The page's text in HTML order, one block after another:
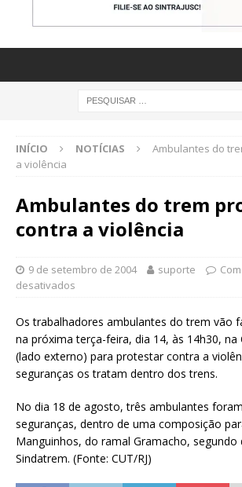
INÍCIO NOTÍCIAS
Ambulantes do
a violência
Ambulantes do trem
contra a violência
9 de setembro de 2004 suporte
desativados
Os trabalhadores ambulantes do trem vão
na próxima terça-feira, dia 14, às 14h30, na
(lado externo) para protestar contra a
seguranças os tratam dentro dos trens.
No dia 18 de agosto, três ambulantes
seguranças, dentro de uma composição
Manguinhos, do ramal Gramacho, segundo
Sindatrem. (Fonte: CUT/RJ)